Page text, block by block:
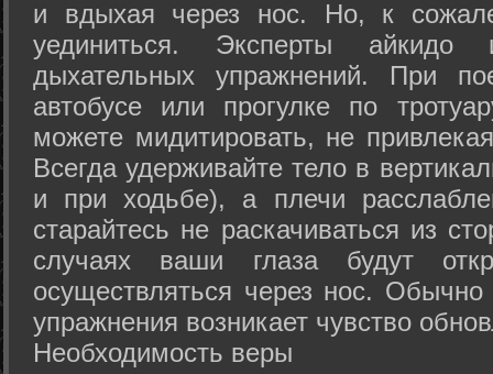
и вдыхая через нос. Но, к
уединиться. Эксперты айкидо
дыхательных упражнений. При
автобусе или прогулке по
можете мидитировать, не
Всегда удерживайте тело в
и при ходьбе), а плечи
старайтесь не раскачиваться из
случаях ваши глаза будут
осуществляться через нос. Обычно
упражнения возникает чувство
Необходимость веры